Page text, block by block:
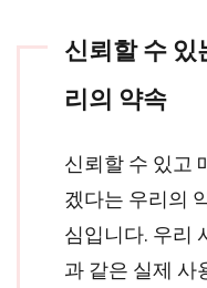
신뢰할 수 있
리의 약속
신뢰할 수 있고
겠다는 우리의
심입니다. 우리
과 같은 실제 사